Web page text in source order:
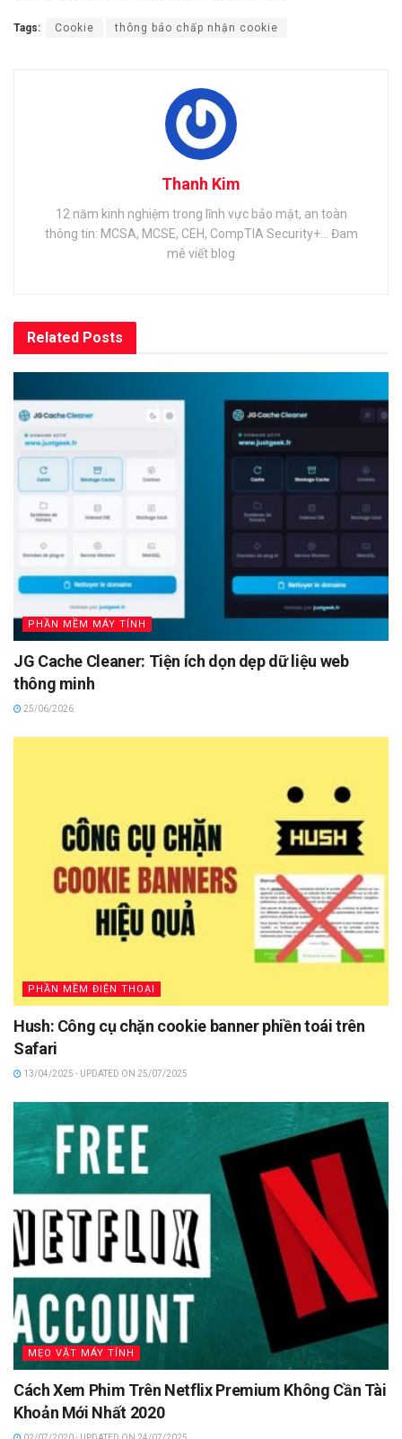
Tags: Cookie thông báo chấp nhận cookie
Thanh Kim
12 năm kinh nghiệm trong lĩnh vực bảo mật, an toàn
thông tin: MCSA, MCSE, CEH, CompTIA Security+... Đam
mê viết blog
Related Posts
PHẦN MỀM MÁY TÍNH
JG Cache Cleaner: Tiện ích dọn dẹp dữ liệu web
thông minh
25/06/2026
PHẦN MỀM ĐIỆN THOẠI
Hush: Công cụ chặn cookie banner phiền toái trên
Safari
13/04/2025 - UPDATED ON 25/07/2025
MẸO VẶT MÁY TÍNH
Cách Xem Phim Trên Netflix Premium Không Cần Tài
Khoản Mới Nhất 2020